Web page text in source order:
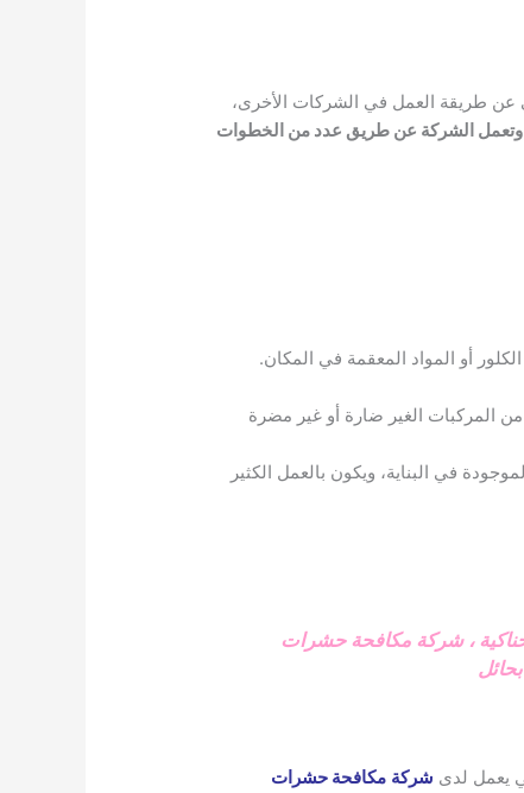
طريقة العمل في الشركات الأخرى،
وتعمل الشركة عن طريق عدد من الخطوات
أو المواد المعقمة في المكان.
المركبات الغير ضارة أو غير مضرة
في البناية، ويكون بالعمل الكثير
،شركة مكافحة حشرات
يعمل لدى شركة مكافحة حشرات